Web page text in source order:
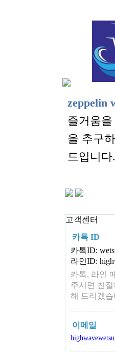
zeppelin
즐거움
을 추구
드입니다.
고객센터
카톡 ID
카톡ID:
라인ID:
카톡, 라인
주시면 친절
해 드리겠습
이메일